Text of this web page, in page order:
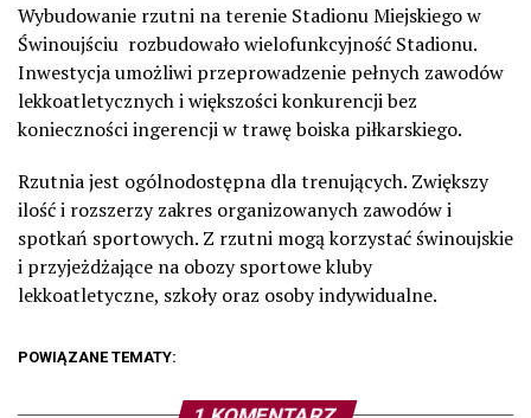
Wybudowanie rzutni na terenie Stadionu Miejskiego w
Świnoujściu rozbudowało wielofunkcyjność Stadionu.
Inwestycja umożliwi przeprowadzenie pełnych zawodów
lekkoatletycznych i większości konkurencji bez
konieczności ingerencji w trawę boiska piłkarskiego.
Rzutnia jest ogólnodostępna dla trenujących. Zwiększy
ilość i rozszerzy zakres organizowanych zawodów i
spotkań sportowych. Z rzutni mogą korzystać świnoujskie
i przyjeżdżające na obozy sportowe kluby
lekkoatletyczne, szkoły oraz osoby indywidualne.
POWIĄZANE TEMATY: